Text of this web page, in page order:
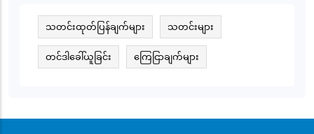
သတင်းထုတ်ပြန်ချက်များ သတင်းများ
တင်ဒါခေါ်ယူခြင်း ကြေငြာချက်များ